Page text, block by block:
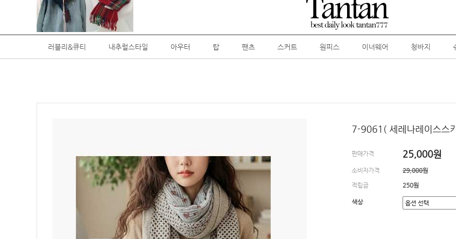
러블리&큐티 내추럴스타일 아우터 탑 팬츠 스커트 원피스 이너웨어 청바지
7-9061( 세레나레이스스
판매가격 25,000원
소비자가격 29,000원
적립금 250원
색상